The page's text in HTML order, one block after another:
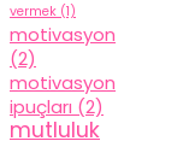
vermek (1)
motivasyon
(2)
motivasyon
ipuçları (2)
mutluluk